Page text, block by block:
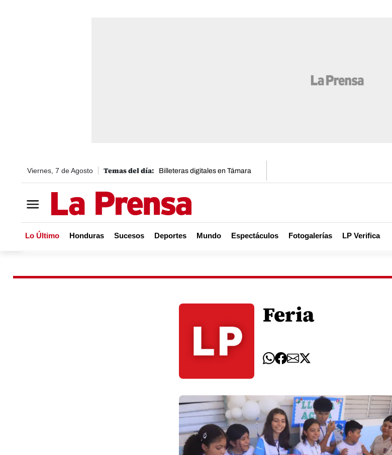
Viernes, 7 de Agosto Billeteras digitales en Támara
Lo Último Honduras Sucesos Deportes Mundo Espectáculos Fotogalerías LP Verifica
Feria